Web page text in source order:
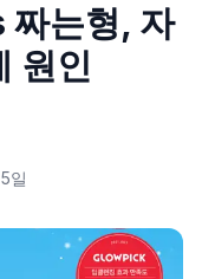
짜는형, 자
원인
일